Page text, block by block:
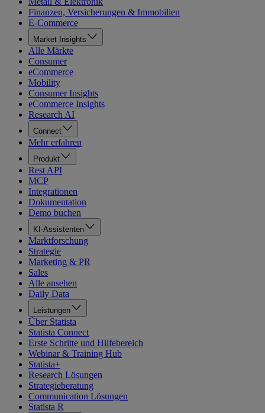
Finanzen, Versicherungen & Immobilien
E-Commerce
Market Insights
Alle Märkte
Consumer
eCommerce
Mobility
Consumer Insights
eCommerce Insights
Research AI
Connect
Mehr erfahren
Produkt
Rest API
MCP
Integrationen
Dokumentation
Demo buchen
KI-Assistenten
Marktforschung
Strategie
Marketing & PR
Sales
Alle ansehen
Daily Data
Leistungen
Über Statista
Statista Connect
Erste Schritte und Hilfebereich
Webinar & Training Hub
Statista+
Research Lösungen
Strategieberatung
Communication Lösungen
Statista R